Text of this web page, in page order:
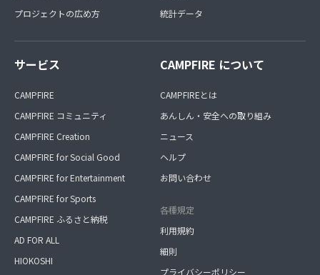
プロジェクトの広め方
統計データ
サービス
CAMPFIRE
CAMPFIRE コミュニティ
CAMPFIRE Creation
CAMPFIRE for Social Good
CAMPFIRE for Entertainment
CAMPFIRE for Sports
CAMPFIRE ふるさと納税
AD FOR ALL
HIOKOSHI
CAMPFIRE について
CAMPFIREとは
あんしん・安全への取り組み
ニュース
ヘルプ
お問い合わせ
各種規定
利用規約
細則
プライバシーポリシー